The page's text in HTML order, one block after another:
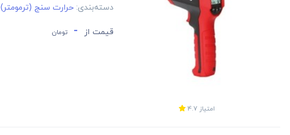
امتیاز 4.7
دسته‌بندی:حرارت سنج (ترمومتر)
قیمت از - تومان